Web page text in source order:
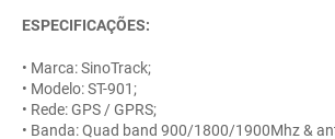
ESPECIFICAÇÕES:
• Marca: SinoTrack;
• Modelo: ST-901;
• Rede: GPS / GPRS;
• Banda: Quad band 900/1800/1900Mhz &